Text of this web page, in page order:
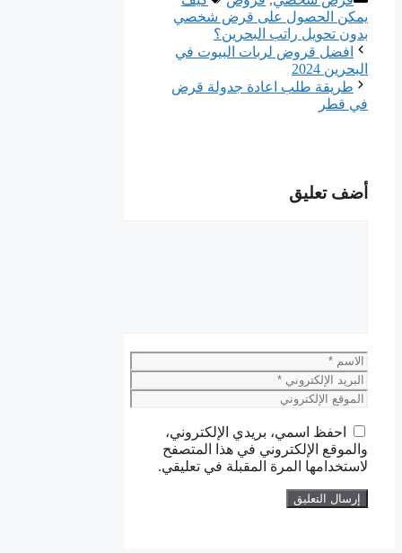
يمكن الحصول على قرض شخصي
بدون تحويل راتب البحرين؟
افضل قروض لربات البيوت في
البحرين 2024
طريقة طلب اعادة جدولة قرض
في قطر
أضف تعليق
الاسم
البريد
الإلكتروني
الموقع
احفظ اسمي، بريدي الإلكتروني،
والموقع الإلكتروني في هذا المتصفح
لاستخدامها المرة المقبلة في تعليقي.